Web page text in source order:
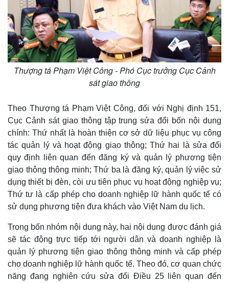
Thượng tá Phạm Việt Công - Phó Cục trưởng Cục Cảnh
sát giao thông
Theo Thượng tá Phạm Việt Công, đối với Nghị định 151,
Cục Cảnh sát giao thông tập trung sửa đổi bốn nội dung
chính: Thứ nhất là hoàn thiện cơ sở dữ liệu phục vụ công
tác quản lý và hoạt động giao thông; Thứ hai là sửa đổi
quy định liên quan đến đăng ký và quản lý phương tiện
giao thông thông minh; Thứ ba là đăng ký, quản lý việc sử
dụng thiết bị đèn, còi ưu tiên phục vụ hoạt động nghiệp vụ;
Thứ tư là cấp phép cho doanh nghiệp lữ hành quốc tế có
sử dụng phương tiện đưa khách vào Việt Nam du lịch.
Trong bốn nhóm nội dung này, hai nội dung được đánh giá
sẽ tác động trực tiếp tới người dân và doanh nghiệp là
quản lý phương tiện giao thông thông minh và cấp phép
cho doanh nghiệp lữ hành quốc tế. Theo đó, cơ quan chức
năng đang nghiên cứu sửa đổi Điều 25 liên quan đến